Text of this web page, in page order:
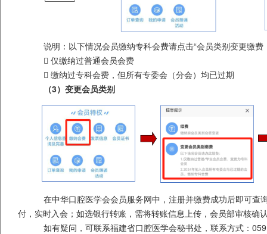
说明：以下情况会员缴纳专科会费请点击“会员类别变更缴费
 仅缴纳过普通会员会费
 缴纳过专科会费，但所有专委会（分会）均已过期
（3）变更会员类别
在中华口腔医学会会员服务网中，注册并缴费成功后即可查
付，实时入会；如选银行转账，需将转账信息上传，会员部审核确
如有疑问，可联系福建省口腔医学会秘书处，联系方式：